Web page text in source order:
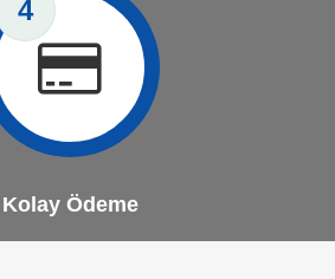
4
Kolay Ödeme